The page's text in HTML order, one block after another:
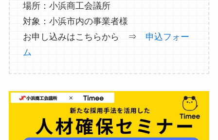
場所：小浜商工会議所
対象：小浜市内の事業者様
お申し込みはこちらから ⇒ 申込フォー
ム